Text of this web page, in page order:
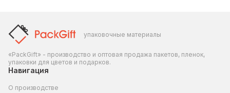
упаковочные материалы
«PackGift» - производство и оптовая продажа пакетов, пленок,
упаковки для цветов и подарков.
Навигация
О производстве